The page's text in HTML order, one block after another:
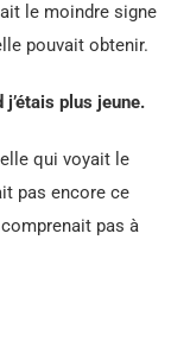
le moindre signe
pouvait obtenir.
plus jeune.
qui voyait le
pas encore ce
pas à